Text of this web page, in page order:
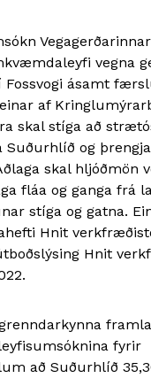
vegna
ásamt
af
skal stíga að
Suðurhlíð og
skal hljóðmön
fláa og ganga frá
stíga og gatna.
Hnit
Hnit
fyrir
að Suðurhlíð